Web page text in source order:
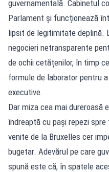
guvernamentală. Cabinetul
Parlament și funcționează
lipsit de legitimitate deplină.
negocieri netransparente
de ochii cetățenilor, în timp
formule de laborator pentru
executive.
Dar miza cea mai dureroasă
îndreaptă cu pași repezi
venite de la Bruxelles cer
bugetar. Adevărul pe care
spună este că, în spatele